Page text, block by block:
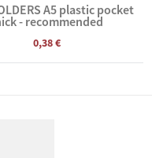
A5 plastic pocket
- recommended
0,38 €